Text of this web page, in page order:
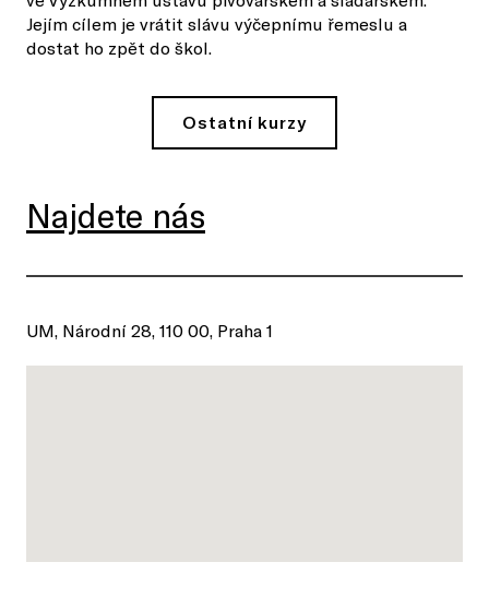
Jejím cílem je vrátit slávu výčepnímu řemeslu a
dostat ho zpět do škol.
Ostatní kurzy
Najdete nás
UM, Národní 28, 110 00, Praha 1